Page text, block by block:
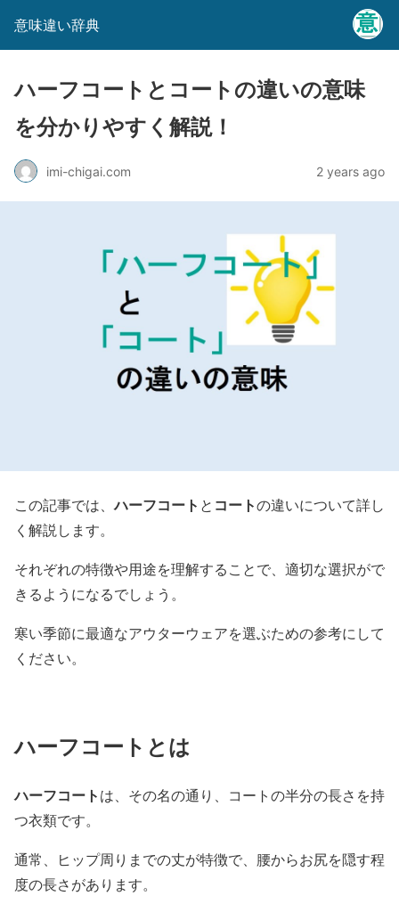
意味違い辞典
ハーフコートとコートの違いの意味
を分かりやすく解説！
imi-chigai.com 2 years ago
この記事では、ハーフコート と コートの違いについて詳し
く解説します。
それぞれの特徴や用途を理解することで、適切な選択がで
きるようになるでしょう。
寒い季節に最適なアウターウェアを選ぶための参考にして
ください。
ハーフコートとは
ハーフコートは、その名の通り、コートの半分の長さを持
つ衣類です。
通常、ヒップ周りまでの丈が特徴で、腰からお尻を隠す程
度の長さがあります。